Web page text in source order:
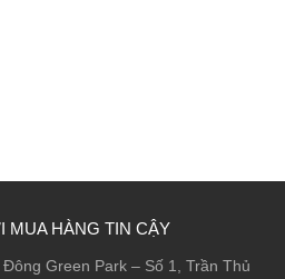
MUA HÀNG TIN CẬY
Green Park – Số 1, Trần Thủ